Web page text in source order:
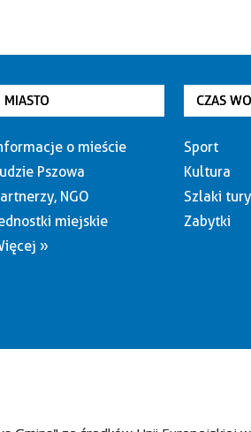
MIASTO
o mieście
Pszowa
NGO
miejskie
»
CZAS
Sport
Kultura
Szlaki
Zabytki